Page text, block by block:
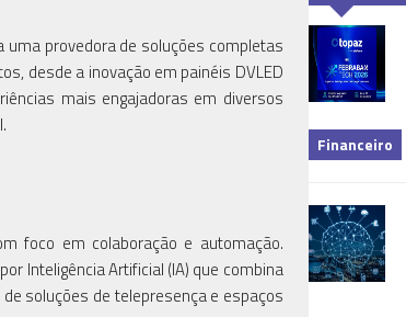
uma provedora de soluções completas
desde a inovação em painéis DVLED
mais engajadoras em diversos
foco em colaboração e automação.
Inteligência Artificial (IA) que combina
soluções de telepresença e espaços
Financeiro